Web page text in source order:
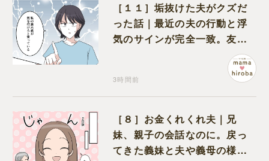
［１１］垢抜けた夫がクズだ
った話｜最近の夫の行動と浮
気のサインが完全一致。友人
3時間前
［８］お金くれくれ夫｜兄
妹、親子の会話なのに。戻っ
てきた義妹と夫や義母の様子